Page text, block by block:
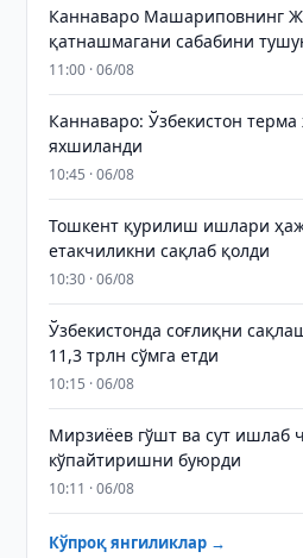
Каннаваро Машариповнинг
қатнашмагани сабабини
11:00 · 06/08
Каннаваро: Ўзбекистон
яхшиланди
10:45 · 06/08
Тошкент қурилиш ишлари
етакчиликни сақлаб қолди
10:30 · 06/08
Ўзбекистонда соғлиқни
11,3 трлн сўмга етди
10:15 · 06/08
Мирзиёев гўшт ва сут ишлаб
кўпайтиришни буюрди
10:11 · 06/08
Кўпроқ янгиликлар →